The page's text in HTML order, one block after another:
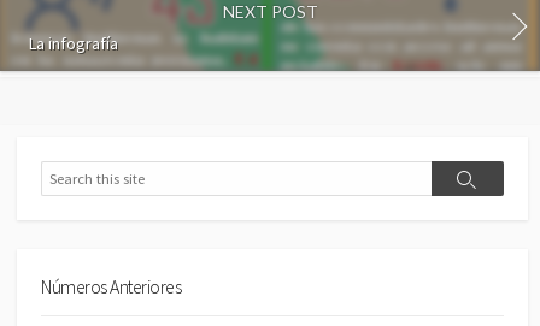
NEXT POST
La infografía
Search
Search
Números Anteriores